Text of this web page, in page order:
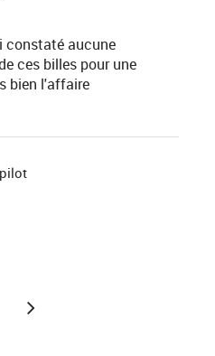
constaté aucune
ces billes pour une
bien l'affaire